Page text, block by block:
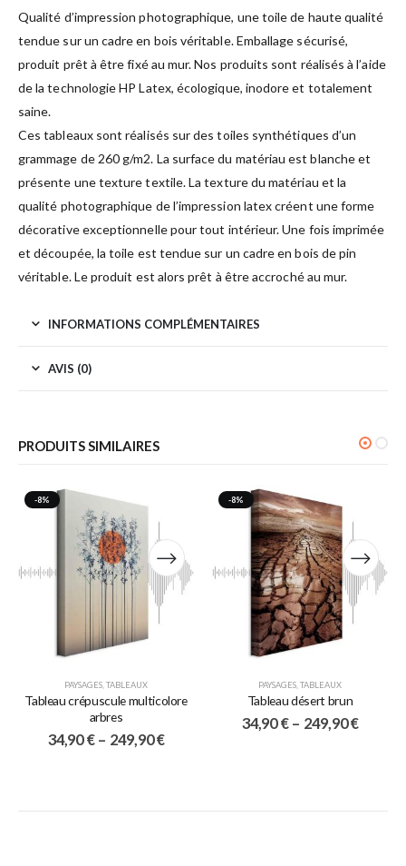
Qualité d’impression photographique, une toile de haute qualité
tendue sur un cadre en bois véritable. Emballage sécurisé,
produit prêt à être fixé au mur. Nos produits sont réalisés à l’aide
de la technologie HP Latex, écologique, inodore et totalement
saine.
Ces tableaux sont réalisés sur des toiles synthétiques d’un
grammage de 260 g/m2. La surface du matériau est blanche et
présente une texture textile. La texture du matériau et la
qualité photographique de l’impression latex créent une forme
décorative exceptionnelle pour tout intérieur. Une fois imprimée
et découpée, la toile est tendue sur un cadre en bois de pin
véritable. Le produit est alors prêt à être accroché au mur.
INFORMATIONS COMPLÉMENTAIRES
AVIS (0)
PRODUITS SIMILAIRES
-8%
PAYSAGES TABLEAUX
Tableau crépuscule multicolore
arbres
34,90€ – 249,90€
-8%
PAYSAGES TABLEAUX
Tableau désert brun
34,90€ – 249,90€